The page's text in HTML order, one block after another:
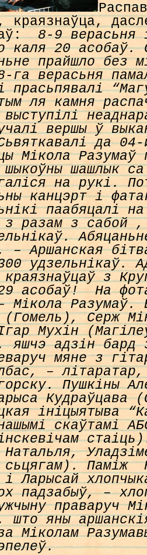
краязнаўца,
8-9 верасьня
каля 20 асобаў.
прайшло без
га верасьня
прасьпявалі
ля камня
вершы ў
да
Мікола Разумаў
шыкоўны шашлык
на рукі.
канцэрт і
паабяцалі
з разам з сабой
– Аршанская
удзельнікаў.
з
29 асобаў!На
Мікола Разумаў.
(Гомель), Серж
Мухін
яшчэ адзін бард
мяне з
–
Пушкіны
Кудраўцава
ініцыятыва
скаўтамі
сьцягам). Паміж
і Ларысай
падзабыў, –
праваруч
што яны
Міколам